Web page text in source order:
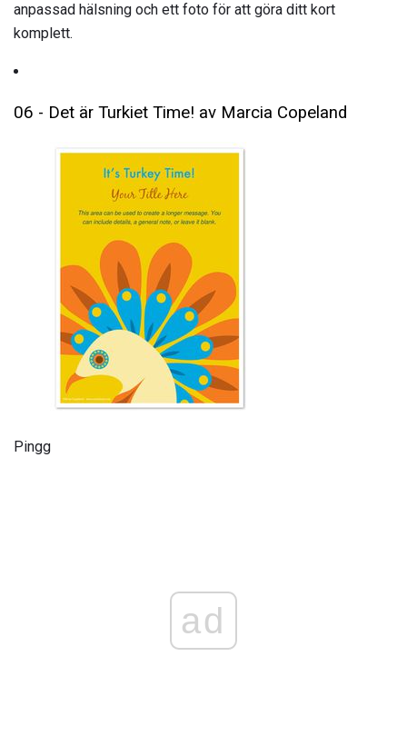
anpassad hälsning och ett foto för att göra ditt kort
komplett.
06 - Det är Turkiet Time! av Marcia Copeland
Pingg
ad